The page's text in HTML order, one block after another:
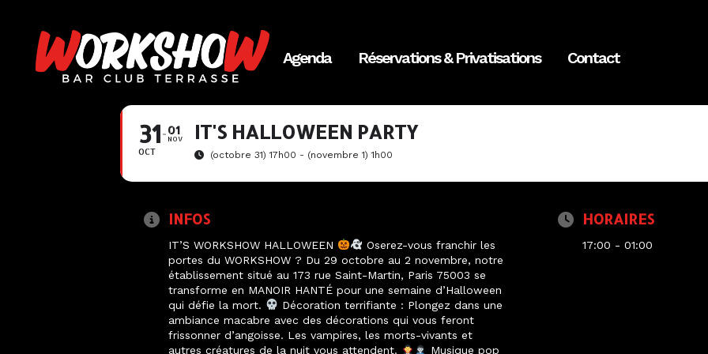
Agenda Réservations & Privatisations Contact
31
OCT
01
NOV IT'S HALLOWEEN PARTY
(octobre 31) 17h00 - (novembre 1) 1h00
INFOS
IT’S WORKSHOW HALLOWEEN
Oserez-vous franchir les
portes du WORKSHOW ? Du 29 octobre au 2 novembre, notre
établissement situé au 173 rue Saint-Martin, Paris 75003 se
transforme en MANOIR HANTÉ pour une semaine d’Halloween
qui défie la mort.
Décoration terrifiante : Plongez dans une
ambiance macabre avec des décorations qui vous feront
frissonner d’angoisse. Les vampires, les morts-vivants et
autres créatures de la nuit vous attendent.
Musique pop
HORAIRES
17:00 - 01:00